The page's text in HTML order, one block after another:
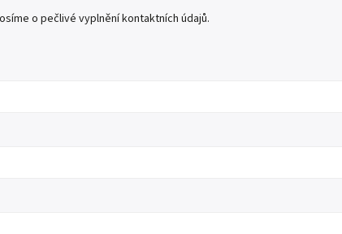
o pečlivé vyplnění kontaktních údajů.